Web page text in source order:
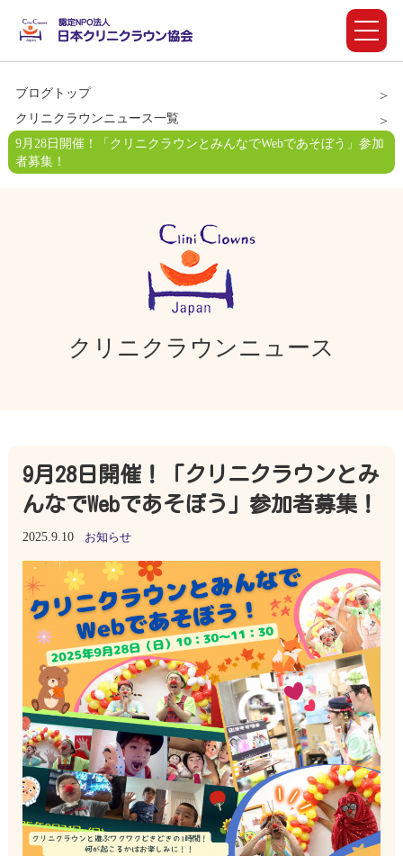
ブログトップ
クリニクラウンニュース一覧
9月28日開催！「クリニクラウンとみんなでWebであそぼう」参加
者募集！
クリニクラウンニュース
9月28日開催！「クリニクラウンとみ
んなでWebであそぼう」参加者募集！
2025.9.10 お知らせ